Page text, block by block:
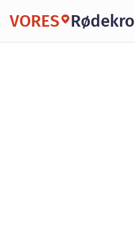
VORES Rødekro